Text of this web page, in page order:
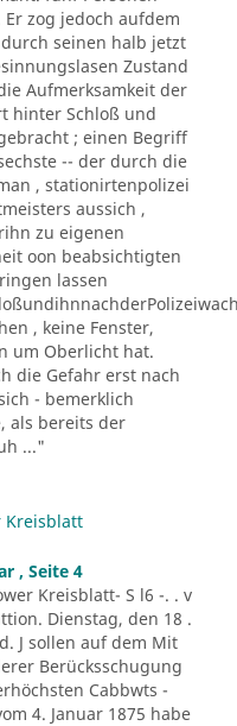
Er zog jedoch aufdem
durch seinen halb jetzt
Zustand
Aufmerksamkeit der
hinter Schloß und
; einen Begriff
-- der durch die
, stationirtenpolizei
aussich ,
zu eigenen
oon beabsichtigten
lassen
, keine Fenster,
um Oberlicht hat.
die Gefahr erst nach
- bemerklich
als bereits der
..."
Kreisblatt
, Seite 4
Kreisblatt- S l6 -. . v
Dienstag, den 18 .
J sollen auf dem Mit
Berücksschugung
Cabbwts -
4. Januar 1875 habe